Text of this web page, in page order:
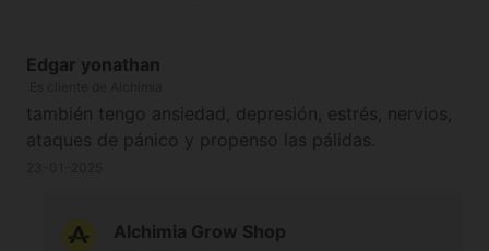
Edgar yonathan
también tengo ansiedad, depresión, estrés, nervios,
ataques de pánico y propenso las pálidas.
Alchimia Grow Shop